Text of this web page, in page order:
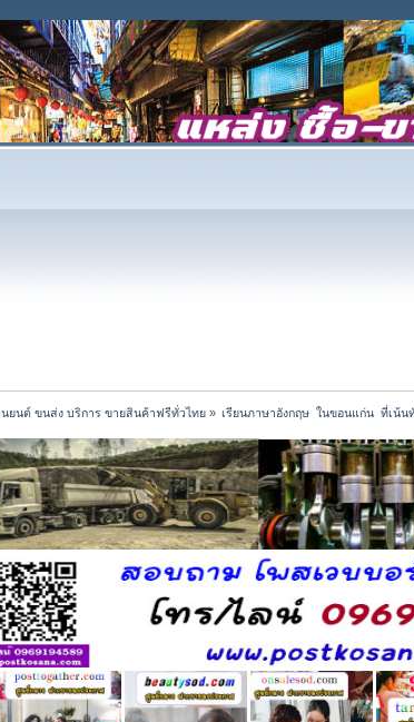
นยนต์ ขนส่ง บริการ ขายสินค้าฟรีทั่วไทย» เรียนภาษาอังกฤษ  ในขอนแก่น  ที่เน้